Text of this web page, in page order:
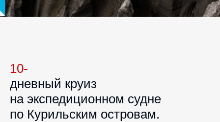
10-
дневный круиз
на экспедиционном судне
по Курильским островам.